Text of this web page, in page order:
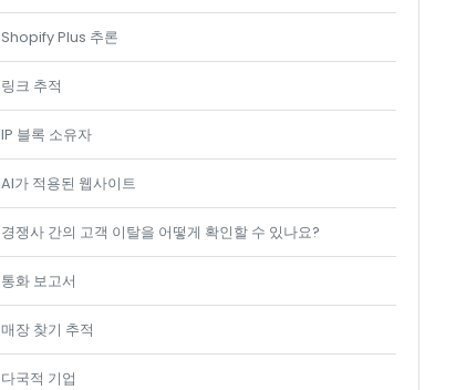
Shopify Plus 추론
링크 추적
IP 블록 소유자
AI가 적용된 웹사이트
경쟁사 간의 고객 이탈을 어떻게 확인할 수 있나요?
통화 보고서
매장 찾기 추적
다국적 기업